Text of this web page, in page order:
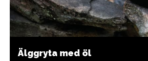
Älggryta med öl